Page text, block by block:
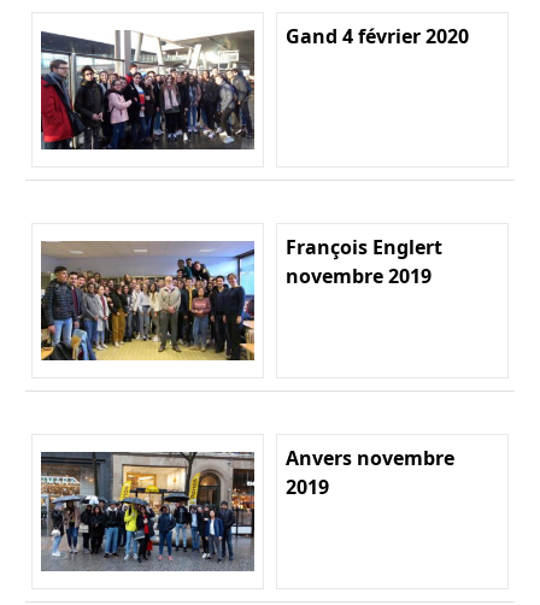
Gand 4 février 2020
François Englert
novembre 2019
Anvers novembre
2019